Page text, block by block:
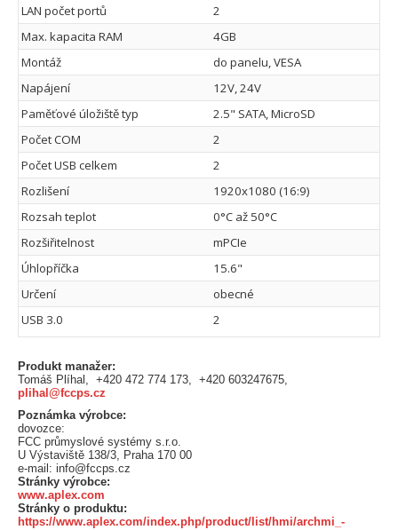
LAN počet portů
2
Max. kapacita RAM
4GB
Montáž
do panelu, VESA
Napájení
12V, 24V
Paměťové úložiště typ
2.5" SATA, MicroSD
Počet COM
2
Počet USB celkem
2
Rozlišení
1920x1080 (16:9)
Rozsah teplot
0°C až 50°C
Rozšiřitelnost
mPCIe
Úhlopříčka
15.6"
Určení
obecné
USB 3.0
2
Produkt manažer:
Tomáš Plíhal, +420 472 774 173, +420 603247675,
plihal@fccps.cz
Poznámka výrobce:
dovozce:
FCC průmyslové systémy s.r.o.
U Výstaviště 138/3, Praha 170 00
e-mail: info@fccps.cz
Stránky výrobce:
www.aplex.com
Stránky o produktu:
https://www.aplex.com/index.php/product/list/hmi/archmi_-